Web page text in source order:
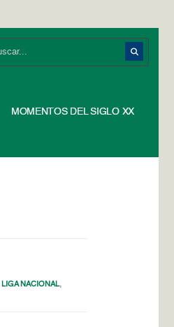
MOMENTOS DEL SIGLO XX
LIGA NACIONAL,